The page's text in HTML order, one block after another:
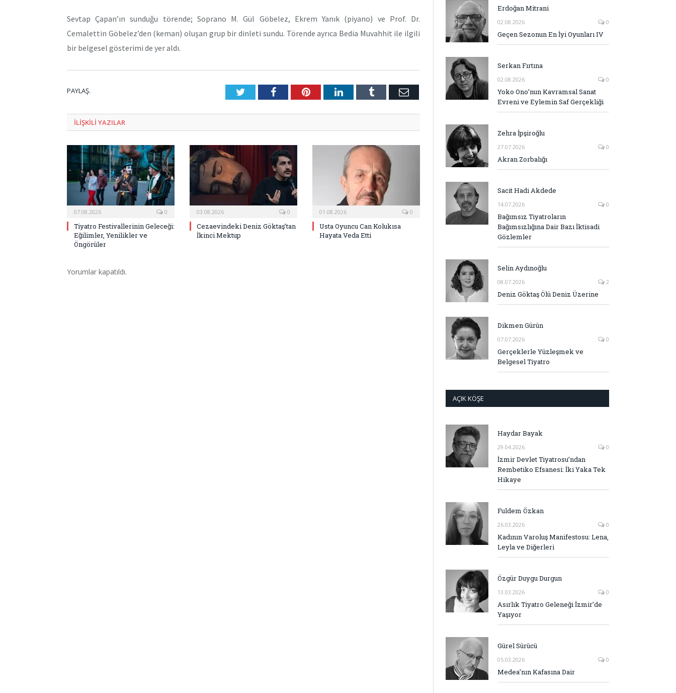
Sevtap Çapan’ın sunduğu törende; Soprano M. Gül Göbelez, Ekrem Yanık (piyano) ve Prof. Dr.
Cemalettin Göbelez’den (keman) oluşan grup bir dinleti sundu. Törende ayrıca Bedia Muvahhit ile ilgili
bir belgesel gösterimi de yer aldı.
PAYLAŞ. TwitterFacebookPinterestLinkedInTumblr E-
ILIŞKILI YAZILAR
07.08.2026 0
Tiyatro Festivallerinin Geleceği:
Eğilimler, Yenilikler ve
Öngörüler
03.08.2026 0
Cezaevindeki Deniz Göktaş’tan
İkinci Mektup
01.08.2026 0
Usta Oyuncu Can Kolukısa
Hayata Veda Etti
Yorumlar kapatıldı.
Erdoğan Mitrani
02.08.2026 0
Geçen Sezonun En İyi Oyunları IV
Serkan Fırtına
02.08.2026 0
Yoko Ono’nun Kavramsal Sanat
Evreni ve Eylemin Saf Gerçekliği
Zehra İpşiroğlu
27.07.2026 0
Akran Zorbalığı
Sacit Hadi Akdede
14.07.2026 0
Bağımsız Tiyatroların
Bağımsızlığına Dair Bazı İktisadi
Gözlemler
Selin Aydınoğlu
08.07.2026 2
Deniz Göktaş Ölü Deniz Üzerine
Dikmen Gürün
07.07.2026 0
Gerçeklerle Yüzleşmek ve
Belgesel Tiyatro
AÇIK KÖŞE
Haydar Bayak
29.04.2026 0
İzmir Devlet Tiyatrosu’ndan
Rembetiko Efsanesi: İki Yaka Tek
Hikaye
Fuldem Özkan
26.03.2026 0
Kadının Varoluş Manifestosu: Lena,
Leyla ve Diğerleri
Özgür Duygu Durgun
13.03.2026 0
Asırlık Tiyatro Geleneği İzmir’de
Yaşıyor
Gürel Sürücü
05.03.2026 0
Medea’nın Kafasına Dair